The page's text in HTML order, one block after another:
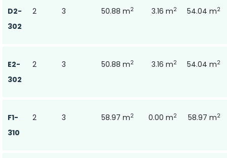
D2-
302
2 3 50.88 m2 3.16 m2 54.04 m2
E2-
302
2 3 50.88 m2 3.16 m2 54.04 m2
F1-
310
2 3 58.97 m2 0.00 m2 58.97 m2